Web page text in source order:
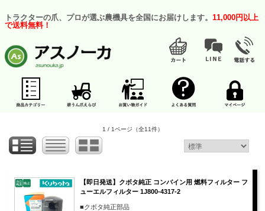
トラクターの爪、プロが選ぶ農機具を全国にお届けします。 11,000円以上
で送料無料！
1 / 1ページ （全11件）
【即日発送】クボタ純正 コンバイン用 燃料フィルター フ
ューエルフィルター 1J800-4317-2
■クボタ純正部品